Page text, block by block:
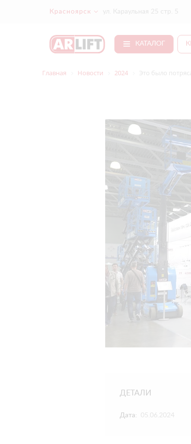
Красноярск ул. Караульная 25 стр. 5
КАТАЛОГ
Главная Новости 2024 Это было
ДЕТАЛИ
Дата: 05.06.2024